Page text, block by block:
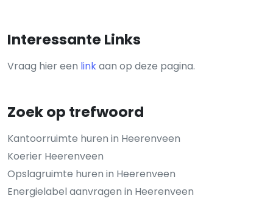
Interessante Links
Vraag hier een linkaan op deze pagina.
Zoek op trefwoord
Kantoorruimte huren in Heerenveen
Koerier Heerenveen
Opslagruimte huren in Heerenveen
Energielabel aanvragen in Heerenveen